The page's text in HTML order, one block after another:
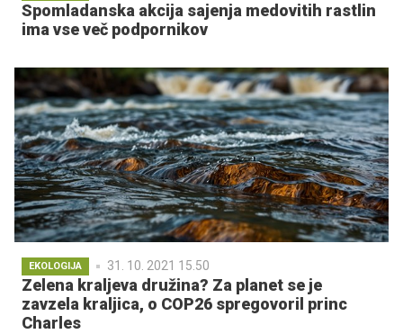
Spomladanska akcija sajenja medovitih rastlin
ima vse več podpornikov
EKOLOGIJA 31. 10. 2021 15.50
Zelena kraljeva družina? Za planet se je
zavzela kraljica, o COP26 spregovoril princ
Charles